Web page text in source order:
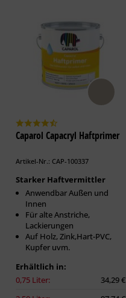
Caparol Capacryl Haftprimer
Artikel-Nr.: CAP-100337
Starker Haftvermittler
Anwendbar Außen und
Innen
Für alte Anstriche,
Lackierungen
Auf Holz, Zink,Hart-PVC,
Kupfer uvm.
Erhältlich in:
0,75 Liter:
34,29 €